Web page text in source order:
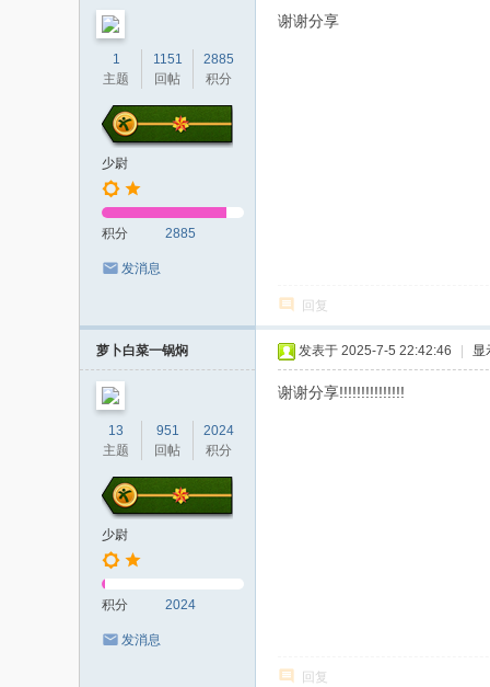
1
主题
1151
回帖
2885
积分
少尉
积分 2885
发消息
谢谢分享
回复
萝卜白菜一锅焖
13
主题
951
回帖
2024
积分
少尉
积分 2024
发消息
发表于 2025-7-5 22:42:46 显
谢谢分享!!!!!!!!!!!!!!!
回复